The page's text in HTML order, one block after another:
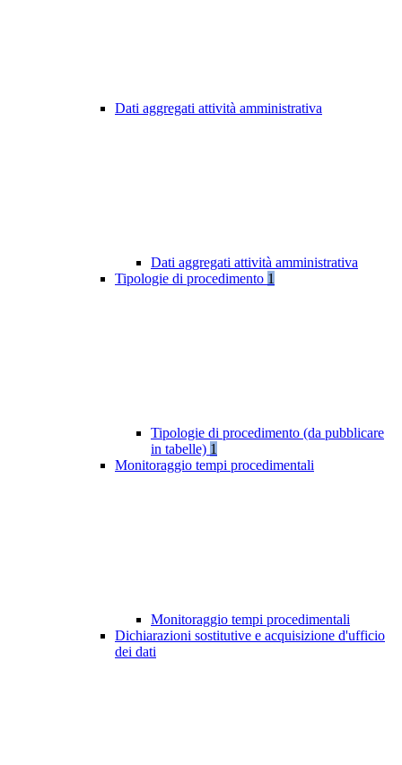
Dati aggregati attività amministrativa
Dati aggregati attività amministrativa
Tipologie di procedimento 1
Tipologie di procedimento (da pubblicare
in tabelle) 1
Monitoraggio tempi procedimentali
Monitoraggio tempi procedimentali
Dichiarazioni sostitutive e acquisizione d'ufficio
dei dati